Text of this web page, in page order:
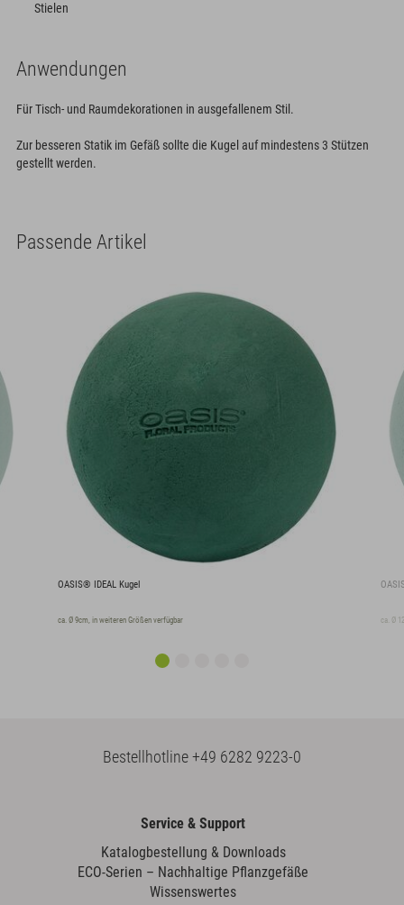
Stielen
Anwendungen
Für Tisch- und Raumdekorationen in ausgefallenem Stil.
Zur besseren Statik im Gefäß sollte die Kugel auf mindestens 3 Stützen
gestellt werden.
Passende Artikel
OASIS® IDEAL Kugel
ca. Ø 9cm, in weiteren Größen verfügbar ca. Ø
Bestellhotline+49 6282 9223-0
Service & Support
Katalogbestellung & Downloads
ECO-Serien – Nachhaltige Pflanzgefäße
Wissenswertes